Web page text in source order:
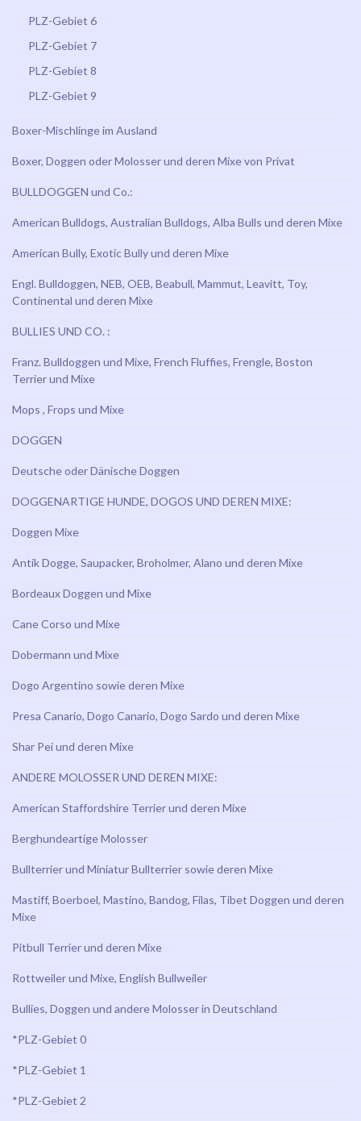
PLZ-Gebiet 6
PLZ-Gebiet 7
PLZ-Gebiet 8
PLZ-Gebiet 9
Boxer-Mischlinge im Ausland
Boxer, Doggen oder Molosser und deren Mixe von Privat
BULLDOGGEN und Co.:
American Bulldogs, Australian Bulldogs, Alba Bulls und deren Mixe
American Bully, Exotic Bully und deren Mixe
Engl. Bulldoggen, NEB, OEB, Beabull, Mammut, Leavitt, Toy,
Continental und deren Mixe
BULLIES UND CO. :
Franz. Bulldoggen und Mixe, French Fluffies, Frengle, Boston
Terrier und Mixe
Mops , Frops und Mixe
DOGGEN
Deutsche oder Dänische Doggen
DOGGENARTIGE HUNDE, DOGOS UND DEREN MIXE:
Doggen Mixe
Antik Dogge, Saupacker, Broholmer, Alano und deren Mixe
Bordeaux Doggen und Mixe
Cane Corso und Mixe
Dobermann und Mixe
Dogo Argentino sowie deren Mixe
Presa Canario, Dogo Canario, Dogo Sardo und deren Mixe
Shar Pei und deren Mixe
ANDERE MOLOSSER UND DEREN MIXE:
American Staffordshire Terrier und deren Mixe
Berghundeartige Molosser
Bullterrier und Miniatur Bullterrier sowie deren Mixe
Mastiff, Boerboel, Mastino, Bandog, Filas, Tibet Doggen und deren
Mixe
Pitbull Terrier und deren Mixe
Rottweiler und Mixe, English Bullweiler
Bullies, Doggen und andere Molosser in Deutschland
*PLZ-Gebiet 0
*PLZ-Gebiet 1
*PLZ-Gebiet 2